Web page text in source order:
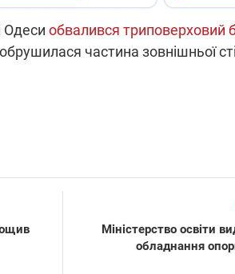
Одеси обвалився триповерховий
частина зовнішньої
Міністерство освіти
обладнання